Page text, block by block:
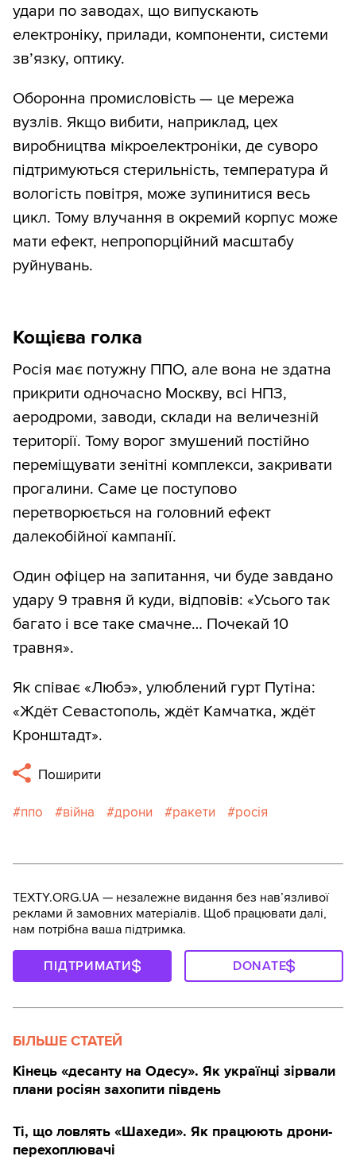
удари по заводах, що випускають
електроніку, прилади, компоненти, системи
зв’язку, оптику.
Оборонна промисловість — це мережа
вузлів. Якщо вибити, наприклад, цех
виробництва мікроелектроніки, де суворо
підтримуються стерильність, температура й
вологість повітря, може зупинитися весь
цикл. Тому влучання в окремий корпус може
мати ефект, непропорційний масштабу
руйнувань.
Кощієва голка
Росія має потужну ППО, але вона не здатна
прикрити одночасно Москву, всі НПЗ,
аеродроми, заводи, склади на величезній
території. Тому ворог змушений постійно
переміщувати зенітні комплекси, закривати
прогалини. Саме це поступово
перетворюється на головний ефект
далекобійної кампанії.
Один офіцер на запитання, чи буде завдано
удару 9 травня й куди, відповів: «Усього так
багато і все таке смачне… Почекай 10
травня».
Як співає «Любэ», улюблений гурт Путіна:
«Ждёт Севастополь, ждёт Камчатка, ждёт
Кронштадт».
Поширити
ппо війна дрони ракети росія
TEXTY.ORG.UA — незалежне видання без навʼязливої
реклами й замовних матеріалів. Щоб працювати далі,
нам потрібна ваша підтримка.
ПІДТРИМАТИ DONATE
БІЛЬШЕ СТАТЕЙ
Кінець «десанту на Одесу». Як українці зірвали
плани росіян захопити південь
Ті, що ловлять «Шахеди». Як працюють дрони-
перехоплювачі